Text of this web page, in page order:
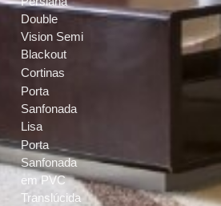
Double
Vision Semi
Blackout
Cortinas
Porta
Sanfonada
Lisa
Porta
Sanfonada
em PVC
Translúcida